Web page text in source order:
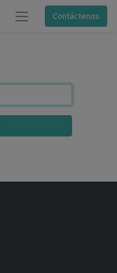
Contáctenos